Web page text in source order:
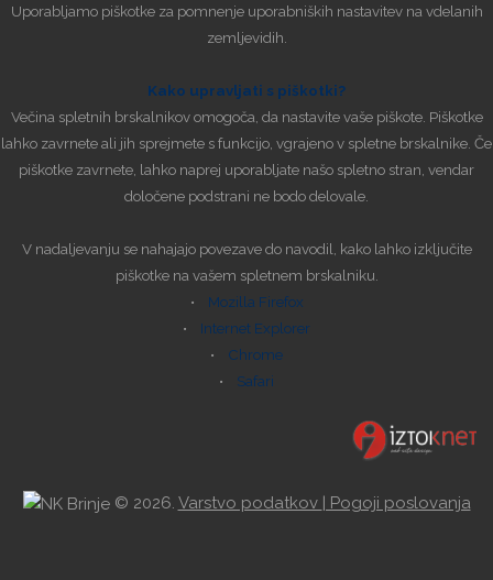
Uporabljamo piškotke za pomnenje uporabniških nastavitev na vdelanih
zemljevidih.
Kako upravljati s piškotki?
Večina spletnih brskalnikov omogoča, da nastavite vaše piškote. Piškotke
lahko zavrnete ali jih sprejmete s funkcijo, vgrajeno v spletne brskalnike. Če
piškotke zavrnete, lahko naprej uporabljate našo spletno stran, vendar
določene podstrani ne bodo delovale.
V nadaljevanju se nahajajo povezave do navodil, kako lahko izključite
piškotke na vašem spletnem brskalniku.
• Mozilla Firefox
• Internet Explorer
• Chrome
• Safari
© 2026. Varstvo podatkov | Pogoji poslovanja